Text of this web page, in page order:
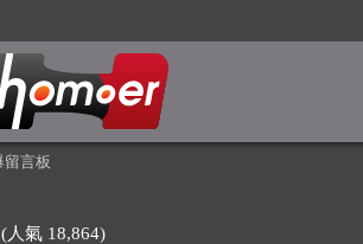
留言板
(人氣 18,864)